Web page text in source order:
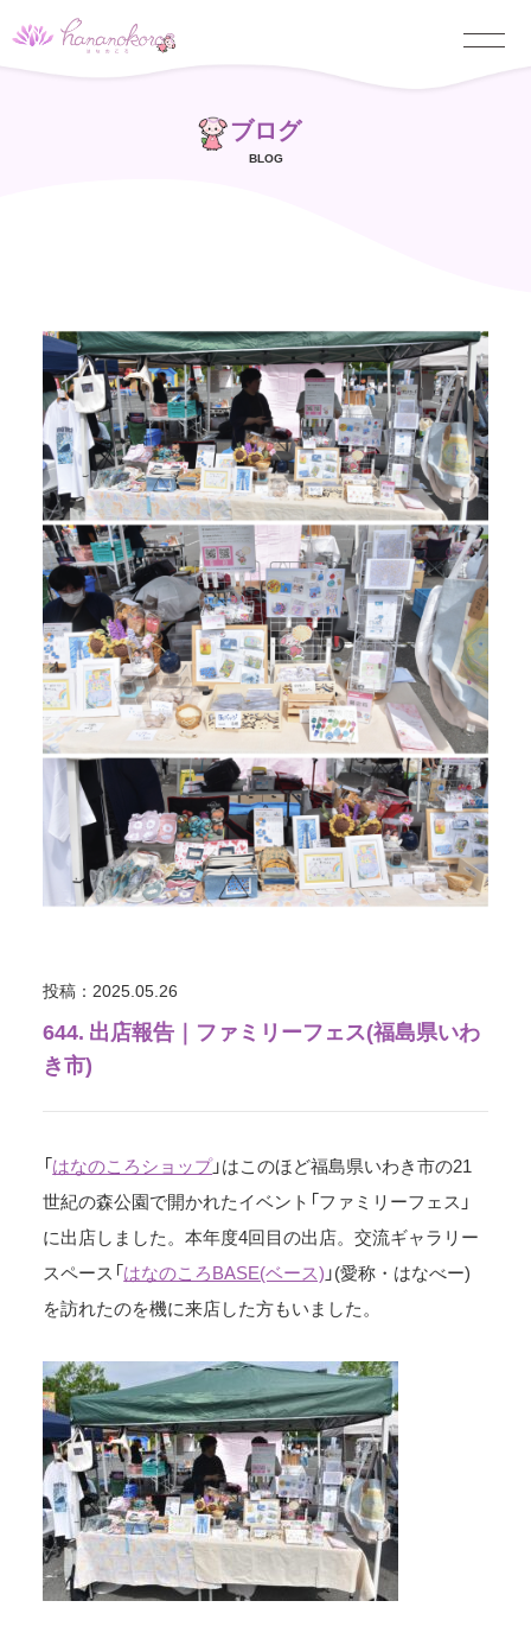
ブログ
BLOG
投稿：2025.05.26
644. 出店報告｜ファミリーフェス(福島県いわ
き市)
「はなのころショップ」はこのほど福島県いわき市の21
世紀の森公園で開かれたイベント「ファミリーフェス」
に出店しました。本年度4回目の出店。交流ギャラリー
スペース「はなのころBASE(ベース) 」(愛称・はなべー)
を訪れたのを機に来店した方もいました。